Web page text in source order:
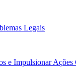
Legais
e Impulsionar